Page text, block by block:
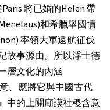
將已婚的Helen 帶
和希臘舉國憤
率領大軍遠航征伐
故事源由。所以浮士德
層文化的內涵
、應將它與中國古代
中的上關廟謨社稷含意